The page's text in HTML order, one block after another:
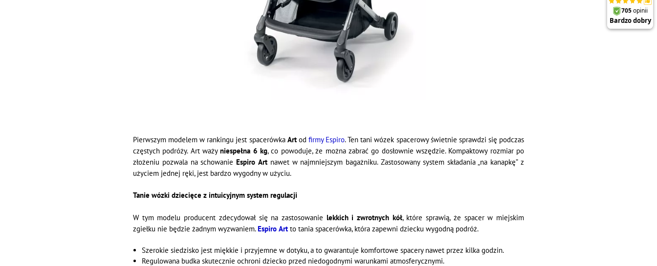
Pierwszym modelem w rankingu jest spacerówka Artod firmy Espiro. Ten tani wózek spacerowy świetnie sprawdzi się podczas
częstych podróży. Art ważyniespełna 6 kg, co powoduje, że można zabrać go dosłownie wszędzie. Kompaktowy rozmiar po
złożeniu pozwala na schowanieEspiro Art nawet w najmniejszym bagażniku. Zastosowany system składania „na kanapkę” z
użyciem jednej ręki, jest bardzo wygodny w użyciu.
Tanie wózki dziecięce z intuicyjnym system regulacji
W tym modelu producent zdecydował się na zastosowanie lekkich i zwrotnych kół, które sprawią, że spacer w miejskim
zgiełku nie będzie żadnym wyzwaniem.Espiro Art to tania spacerówka, która zapewni dziecku wygodną podróż.
Szerokie siedzisko jest miękkie i przyjemne w dotyku, a to gwarantuje komfortowe spacery nawet przez kilka godzin.
Regulowana budka skutecznie ochroni dziecko przed niedogodnymi warunkami atmosferycznymi.